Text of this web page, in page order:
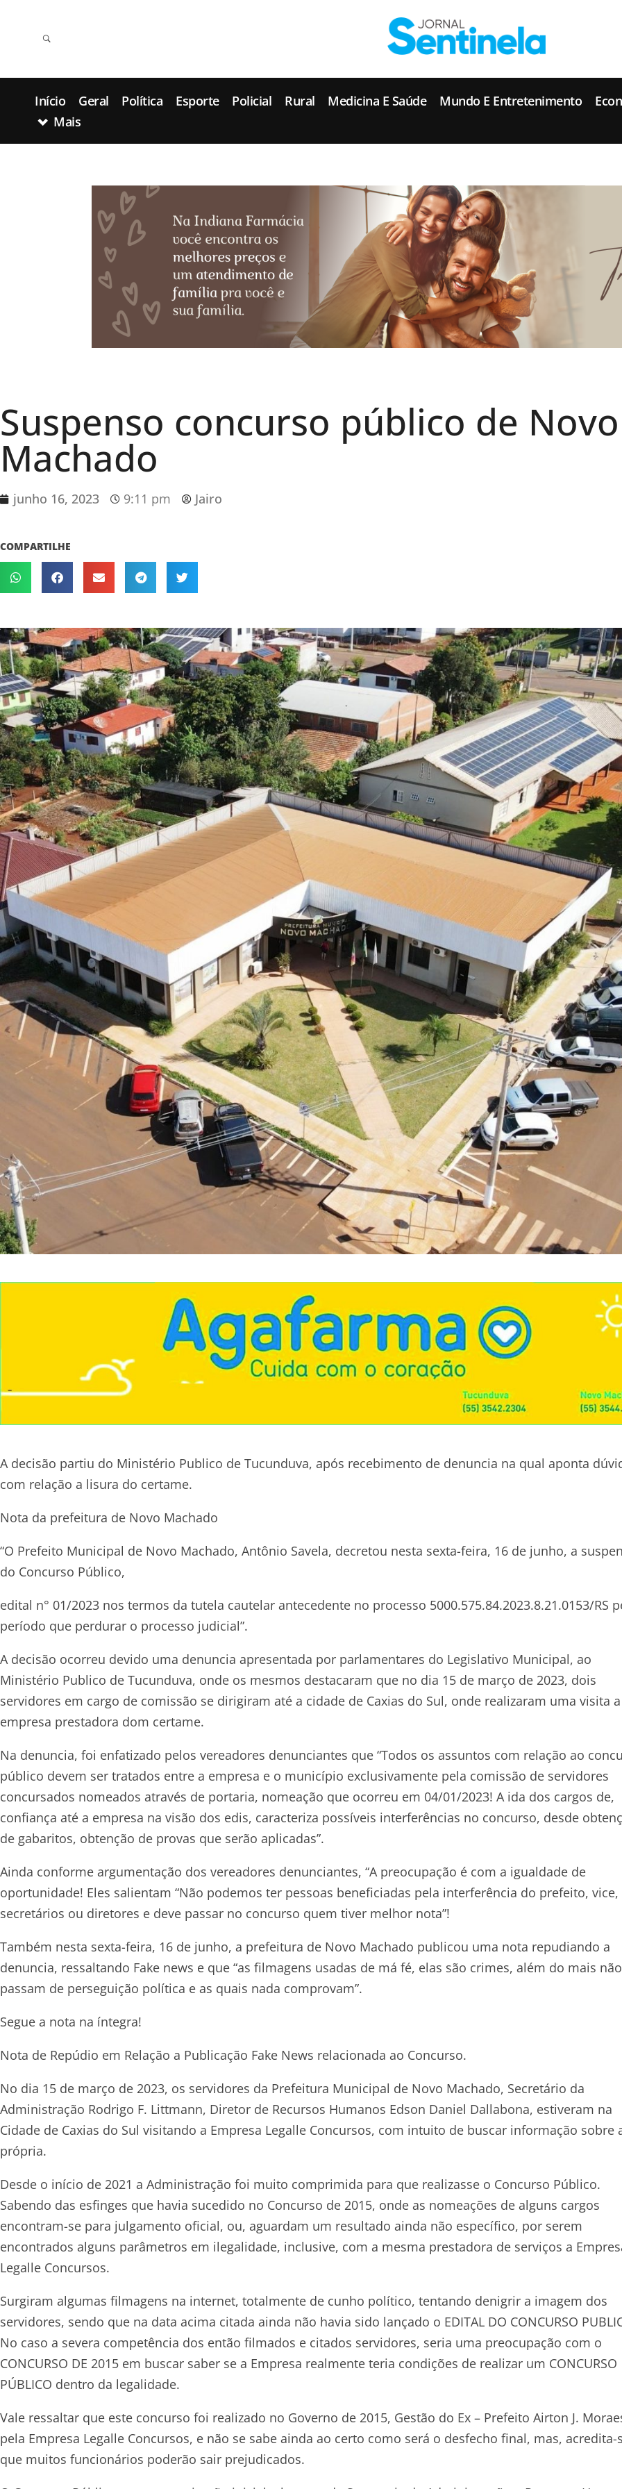
Início Geral Política Esporte Policial Rural Medicina E Saúde Mundo E Entretenimento
Mais
Suspenso concurso público de Novo
Machado
junho 16, 2023 9:11 pm Jairo
COMPARTILHE
A decisão partiu do Ministério Publico de Tucunduva, após recebimento de denuncia na qual aponta
com relação a lisura do certame.
Nota da prefeitura de Novo Machado
“O Prefeito Municipal de Novo Machado, Antônio Savela, decretou nesta sexta-feira, 16 de junho, a
do Concurso Público,
edital n° 01/2023 nos termos da tutela cautelar antecedente no processo 5000.575.84.2023.8.21.0153/RS
período que perdurar o processo judicial”.
A decisão ocorreu devido uma denuncia apresentada por parlamentares do Legislativo Municipal, ao
Ministério Publico de Tucunduva, onde os mesmos destacaram que no dia 15 de março de 2023, dois
servidores em cargo de comissão se dirigiram até a cidade de Caxias do Sul, onde realizaram uma visita a
empresa prestadora dom certame.
Na denuncia, foi enfatizado pelos vereadores denunciantes que “Todos os assuntos com relação ao
público devem ser tratados entre a empresa e o município exclusivamente pela comissão de servidores
concursados nomeados através de portaria, nomeação que ocorreu em 04/01/2023! A ida dos cargos de,
confiança até a empresa na visão dos edis, caracteriza possíveis interferências no concurso, desde
de gabaritos, obtenção de provas que serão aplicadas”.
Ainda conforme argumentação dos vereadores denunciantes, “A preocupação é com a igualdade de
oportunidade! Eles salientam “Não podemos ter pessoas beneficiadas pela interferência do prefeito, vice,
secretários ou diretores e deve passar no concurso quem tiver melhor nota”!
Também nesta sexta-feira, 16 de junho, a prefeitura de Novo Machado publicou uma nota repudiando a
denuncia, ressaltando Fake news e que “as filmagens usadas de má fé, elas são crimes, além do mais não
passam de perseguição política e as quais nada comprovam”.
Segue a nota na íntegra!
Nota de Repúdio em Relação a Publicação Fake News relacionada ao Concurso.
No dia 15 de março de 2023, os servidores da Prefeitura Municipal de Novo Machado, Secretário da
Administração Rodrigo F. Littmann, Diretor de Recursos Humanos Edson Daniel Dallabona, estiveram na
Cidade de Caxias do Sul visitando a Empresa Legalle Concursos, com intuito de buscar informação sobre
própria.
Desde o início de 2021 a Administração foi muito comprimida para que realizasse o Concurso Público.
Sabendo das esfinges que havia sucedido no Concurso de 2015, onde as nomeações de alguns cargos
encontram-se para julgamento oficial, ou, aguardam um resultado ainda não específico, por serem
encontrados alguns parâmetros em ilegalidade, inclusive, com a mesma prestadora de serviços a
Legalle Concursos.
Surgiram algumas filmagens na internet, totalmente de cunho político, tentando denigrir a imagem dos
servidores, sendo que na data acima citada ainda não havia sido lançado o EDITAL DO CONCURSO
No caso a severa competência dos então filmados e citados servidores, seria uma preocupação com o
CONCURSO DE 2015 em buscar saber se a Empresa realmente teria condições de realizar um CONCURSO
PÚBLICO dentro da legalidade.
Vale ressaltar que este concurso foi realizado no Governo de 2015, Gestão do Ex – Prefeito Airton J.
pela Empresa Legalle Concursos, e não se sabe ainda ao certo como será o desfecho final, mas, acredita-
que muitos funcionários poderão sair prejudicados.